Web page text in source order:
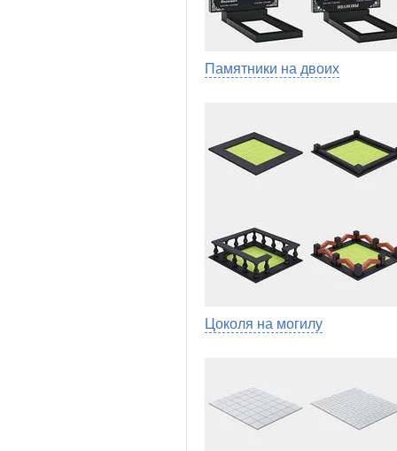
Памятники на двоих
Цоколя на могилу